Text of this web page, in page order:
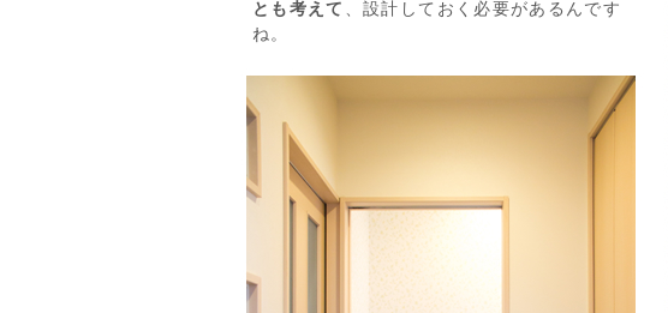
とも考えて
、設計しておく必要があるんです
ね。